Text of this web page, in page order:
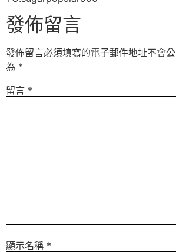
發佈留言
發佈留言必須填寫的電子郵件地址不會公
為 *
留言 *
顯示名稱 *